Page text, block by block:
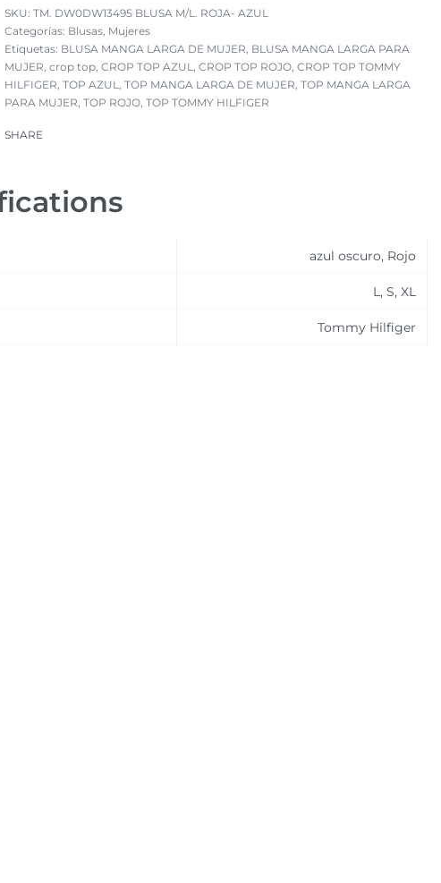
TM. DW0DW13495 BLUSA M/L. ROJA- AZUL
Categorías: Blusas, Mujeres
Etiquetas: BLUSA MANGA LARGA DE MUJER, BLUSA MANGA LARGA PARA
MUJER, crop top, CROP TOP AZUL, CROP TOP ROJO, CROP TOP TOMMY
HILFIGER, TOP AZUL, TOP MANGA LARGA DE MUJER, TOP MANGA LARGA
PARA MUJER, TOP ROJO, TOP TOMMY HILFIGER
SHARE
azul oscuro, Rojo
L, S, XL
Tommy Hilfiger